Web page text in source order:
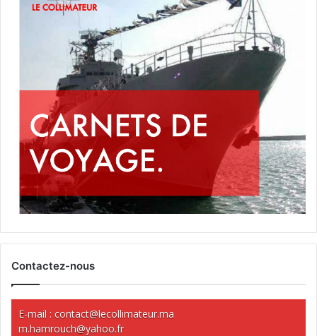
Contactez-nous
E-mail : contact@lecollimateur.ma
m.hamrouch@yahoo.fr